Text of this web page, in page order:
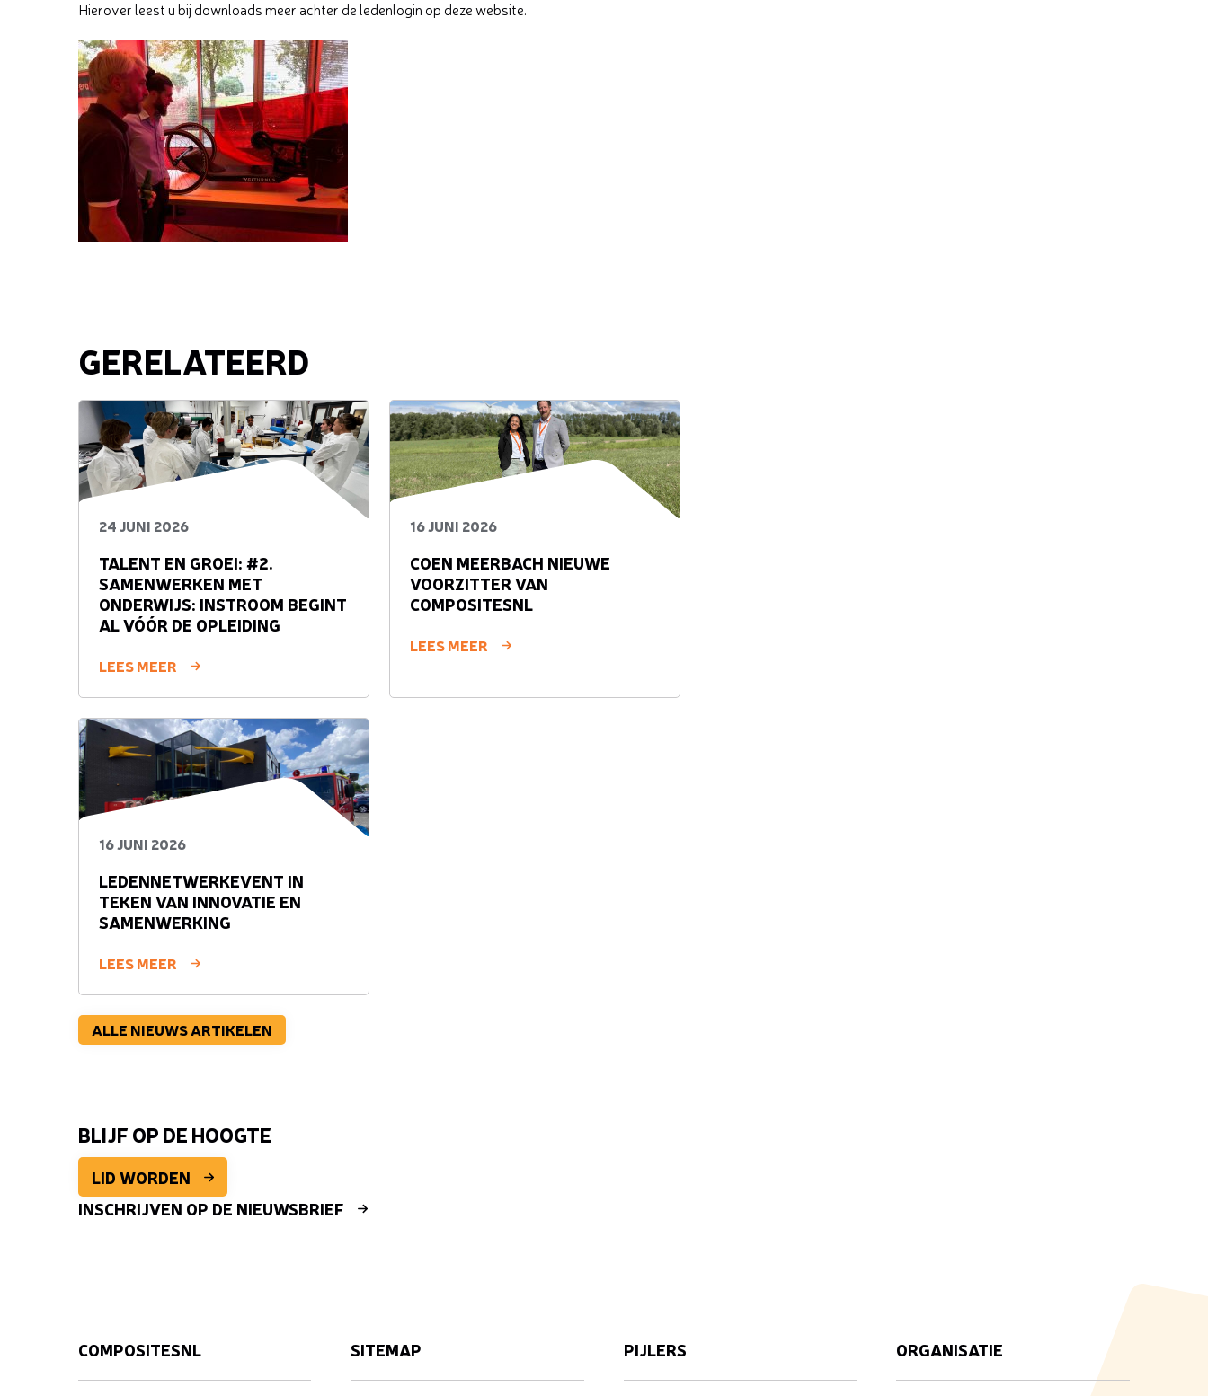
Hierover leest u bij downloads meer achter de ledenlogin op deze website.
GERELATEERD
24 JUNI 2026
TALENT EN GROEI: #2.
SAMENWERKEN MET
ONDERWIJS: INSTROOM BEGINT
AL VÓÓR DE OPLEIDING
LEES MEER
16 JUNI 2026
COEN MEERBACH NIEUWE
VOORZITTER VAN
COMPOSITESNL
LEES MEER
16 JUNI 2026
LEDENNETWERKEVENT IN
TEKEN VAN INNOVATIE EN
SAMENWERKING
LEES MEER
ALLE NIEUWS ARTIKELEN
BLIJF OP DE HOOGTE
LID WORDEN
INSCHRIJVEN OP DE NIEUWSBRIEF
COMPOSITESNL SITEMAP PIJLERS ORGANISATIE